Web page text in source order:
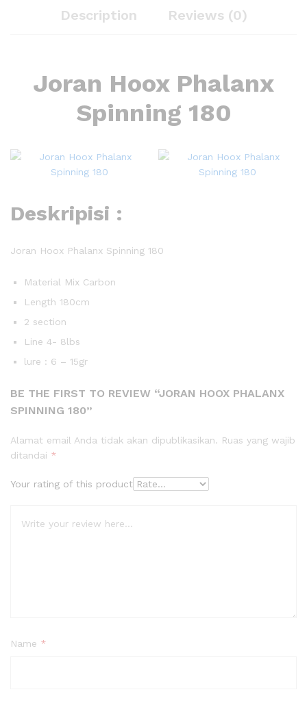
Description Reviews (0)
Joran Hoox Phalanx
Spinning 180
Deskripisi :
Joran Hoox Phalanx Spinning 180
Material Mix Carbon
Length 180cm
2 section
Line 4- 8lbs
lure : 6 – 15gr
BE THE FIRST TO REVIEW “JORAN HOOX PHALANX
SPINNING 180”
Alamat email Anda tidak akan dipublikasikan. Ruas yang wajib
ditandai *
Your rating of this product
Name *